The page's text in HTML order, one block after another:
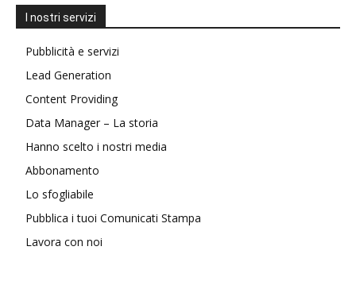
I nostri servizi
Pubblicità e servizi
Lead Generation
Content Providing
Data Manager – La storia
Hanno scelto i nostri media
Abbonamento
Lo sfogliabile
Pubblica i tuoi Comunicati Stampa
Lavora con noi